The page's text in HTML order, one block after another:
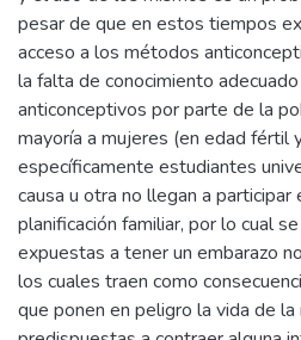
pesar de que en estos tiempos
acceso a los métodos
la falta de conocimiento
anticonceptivos por parte de la
mayoría a mujeres (en edad fértil
específicamente estudiantes
causa u otra no llegan a participar
planificación familiar, por lo cual
expuestas a tener un embarazo
los cuales traen como
que ponen en peligro la vida de